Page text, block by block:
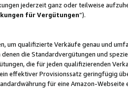
jederzeit ganz oder teilweise
für Vergütungen“).
um qualifizierte Verkäufe genau und
die Standardvergütungen und
die für jeden qualifizierenden
effektiver Provisionssatz geringfügig
für eine Amazon-Webseite